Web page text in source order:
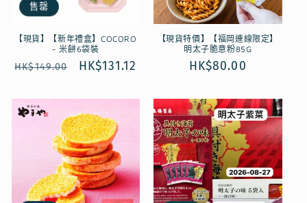
售罄
【現貨】【新年禮盒】COCORO
- 米餅6袋裝
定
HK$149.00
售
HK$131.12
【現貨特價】【福岡連線限定】
明太子脆意粉85G
定
HK$80.00